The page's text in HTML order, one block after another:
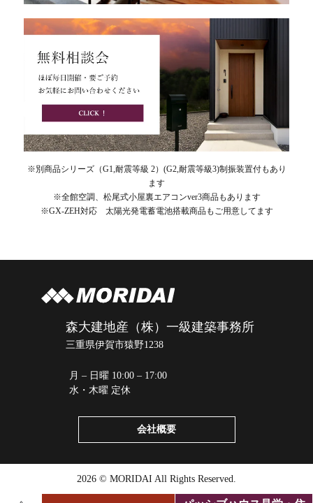
※別商品シリーズ（G1,耐震等級 2）(G2,耐震等級3)制振装置付もあり
ます
※全館空調、松尾式小屋裏エアコンver3商品もあります
※GX-ZEH対応 太陽光発電蓄電池搭載商品もご用意してます
森大建地産（株）一級建築事務所
三重県伊賀市猿野1238
月 – 日曜 10:00 – 17:00
水・木曜 定休
会社概要
2026 © MORIDAI All Rights Reserved.